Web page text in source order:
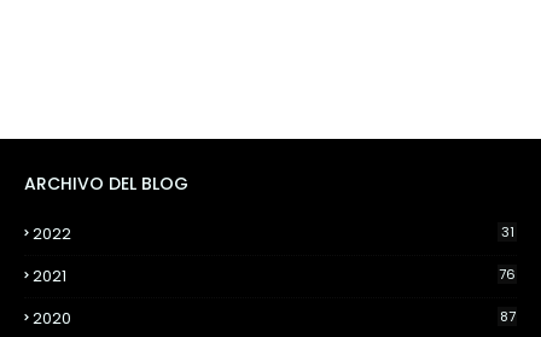
ARCHIVO DEL BLOG
2022 31
2021 76
2020 87